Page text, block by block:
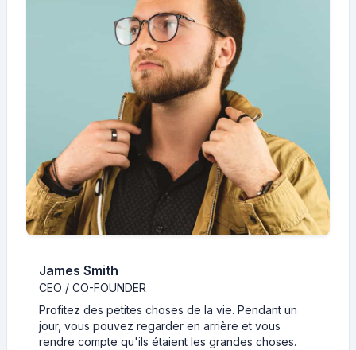
James Smith
CEO / CO-FOUNDER
Profitez des petites choses de la vie. Pendant un
jour, vous pouvez regarder en arrière et vous
rendre compte qu'ils étaient les grandes choses.